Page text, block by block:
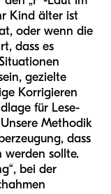
Kind älter ist
oder wenn die
dass es
gezielte
Korrigieren
für Lese-
Methodik
dass
werden sollte.
bei der